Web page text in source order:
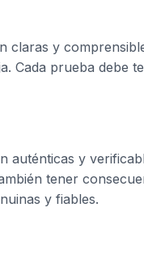
claras y
Cada prueba debe
auténticas y
tener
y fiables.